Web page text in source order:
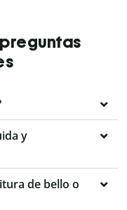
y
de bello o